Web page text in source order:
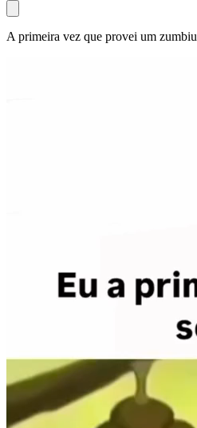
A primeira vez que provei um zumbiu